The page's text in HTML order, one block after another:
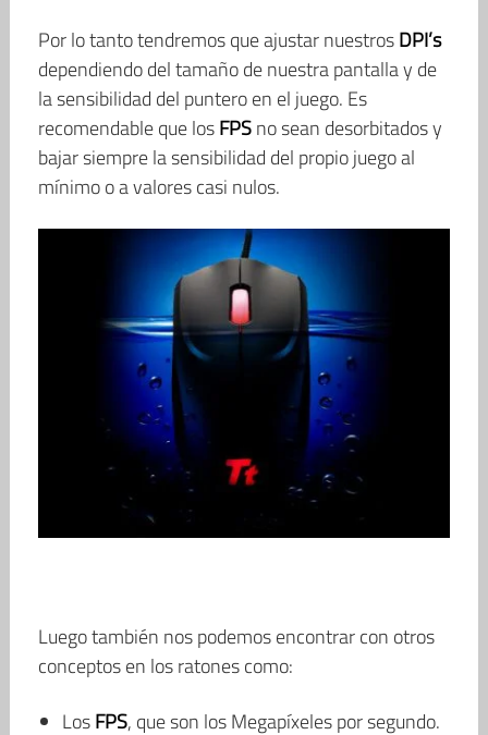
Por lo tanto tendremos que ajustar nuestrosDPI’s
dependiendo del tamaño de nuestra pantalla y de
la sensibilidad del puntero en el juego. Es
recomendable que losFPSno sean desorbitados y
bajar siempre la sensibilidad del propio juego al
mínimo o a valores casi nulos.
Luego también nos podemos encontrar con otros
conceptos en los ratones como:
LosFPS, que son los Megapíxeles por segundo.